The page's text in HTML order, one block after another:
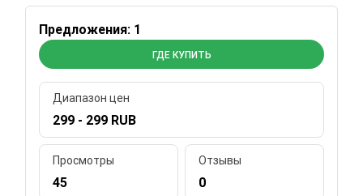
Предложения: 1
ГДЕ КУПИТЬ
Диапазон цен
299 - 299 RUB
Просмотры
45
Отзывы
0